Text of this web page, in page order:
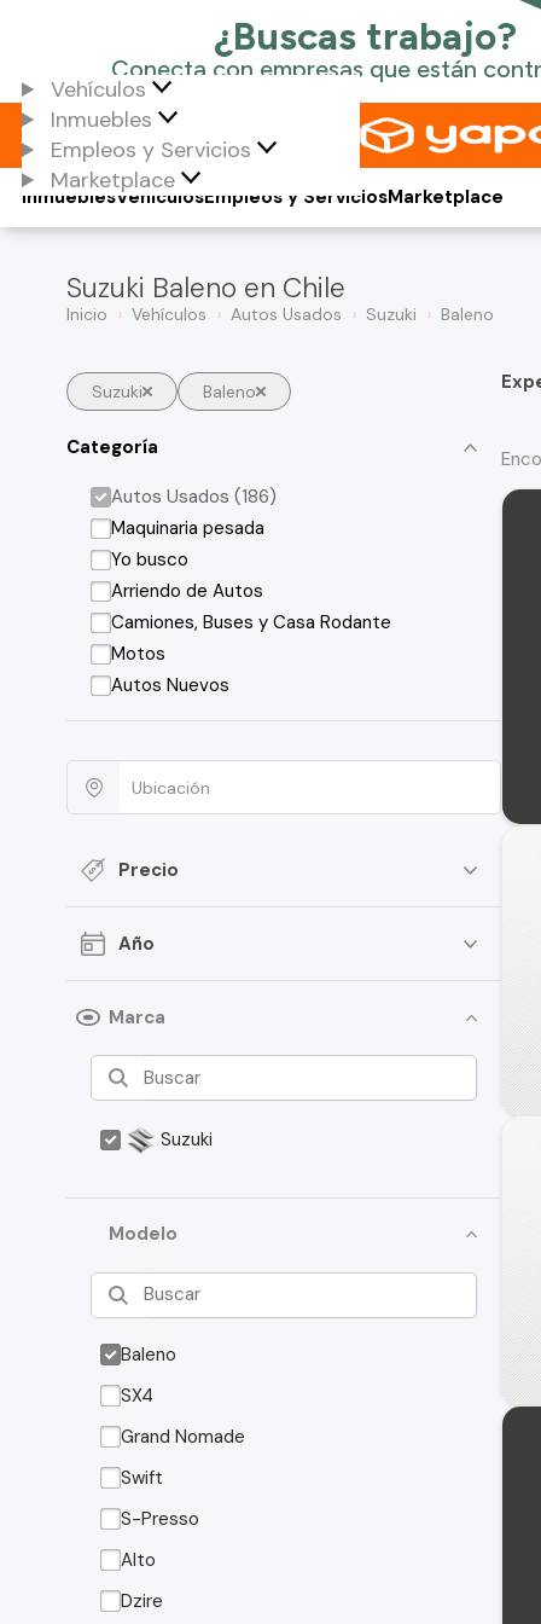
Vehículos
Inmuebles
Empleos y Servicios
Marketplace
Vehículos
Inmuebles Empleos y ServiciosMarketplace
Suzuki Baleno en Chile
Inicio Vehículos Autos Usados Suzuki Baleno
Suzuki Baleno
Categoría
Autos Usados (186)
Maquinaria pesada
Yo busco
Arriendo de Autos
Camiones, Buses y Casa Rodante
Motos
Autos Nuevos
Precio
Año
Marca
Suzuki
Modelo
Baleno
SX4
Grand Nomade
Swift
S-Presso
Alto
Dzire